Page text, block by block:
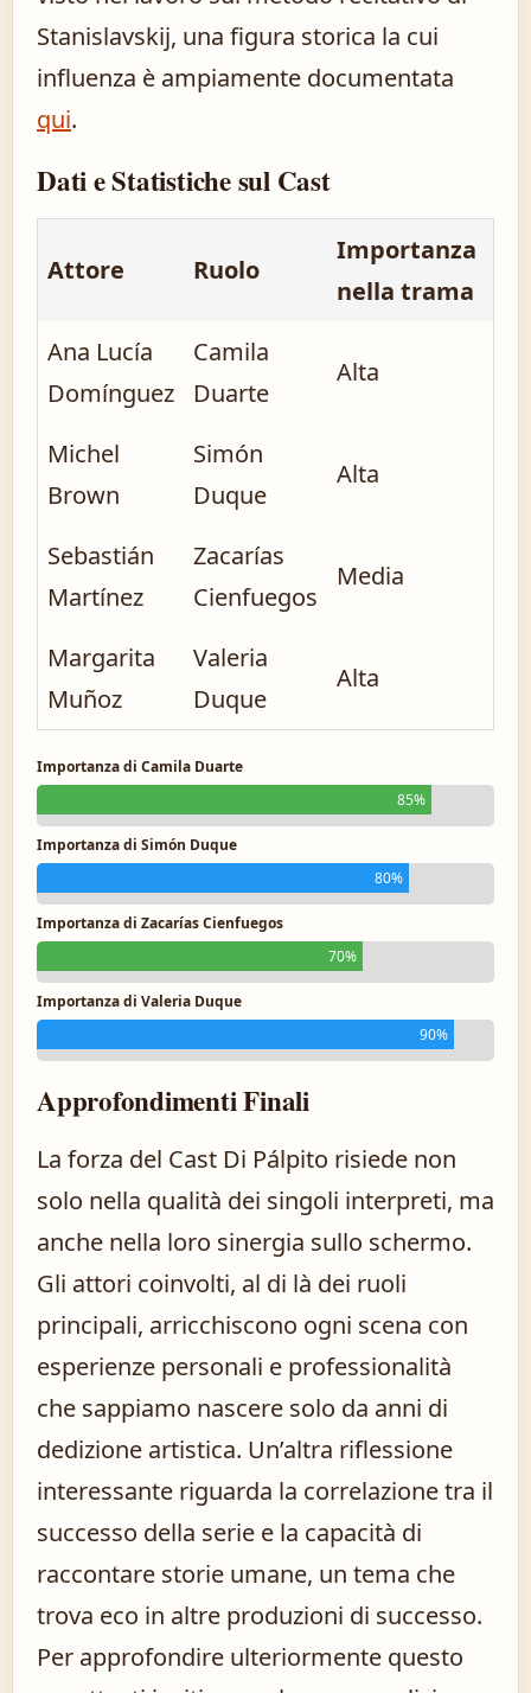
Stanislavskij, una figura storica la cui
influenza è ampiamente documentata
qui.
Dati e Statistiche sul Cast
Attore Ruolo
Importanza
nella trama
Ana Lucía
Domínguez
Camila
Duarte
Alta
Michel
Brown
Simón
Duque
Alta
Sebastián
Martínez
Zacarías
Cienfuegos
Media
Margarita
Muñoz
Valeria
Duque
Alta
Importanza di Camila Duarte
85%
Importanza di Simón Duque
80%
Importanza di Zacarías Cienfuegos
70%
Importanza di Valeria Duque
90%
Approfondimenti Finali
La forza del Cast Di Pálpito risiede non
solo nella qualità dei singoli interpreti, ma
anche nella loro sinergia sullo schermo.
Gli attori coinvolti, al di là dei ruoli
principali, arricchiscono ogni scena con
esperienze personali e professionalità
che sappiamo nascere solo da anni di
dedizione artistica. Un’altra riflessione
interessante riguarda la correlazione tra il
successo della serie e la capacità di
raccontare storie umane, un tema che
trova eco in altre produzioni di successo.
Per approfondire ulteriormente questo